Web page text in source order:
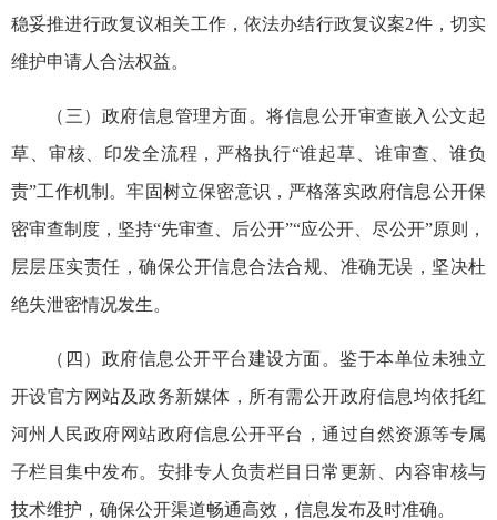
稳妥推进行政复议相关工作，依法办结行政复议案2件，切实
维护申请人合法权益。
（三）政府信息管理方面。将信息公开审查嵌入公文起
草、审核、印发全流程，严格执行“谁起草、谁审查、谁负
责”工作机制。牢固树立保密意识，严格落实政府信息公开保
密审查制度，坚持“先审查、后公开”“应公开、尽公开”原则，
层层压实责任，确保公开信息合法合规、准确无误，坚决杜
绝失泄密情况发生。
（四）政府信息公开平台建设方面。鉴于本单位未独立
开设官方网站及政务新媒体，所有需公开政府信息均依托红
河州人民政府网站政府信息公开平台，通过自然资源等专属
子栏目集中发布。安排专人负责栏目日常更新、内容审核与
技术维护，确保公开渠道畅通高效，信息发布及时准确。